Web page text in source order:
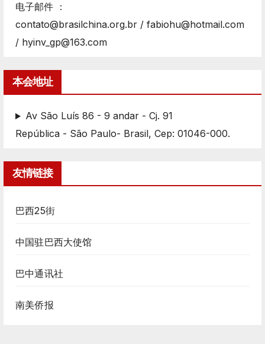
电子邮件 ：
contato@brasilchina.org.br / fabiohu@hotmail.com
/ hyinv_gp@163.com
本会地址
Av São Luís 86 - 9 andar - Cj. 91
República - São Paulo- Brasil, Cep: 01046-000.
友情链接
巴西25街
中国驻巴西大使馆
巴中通讯社
南美侨报